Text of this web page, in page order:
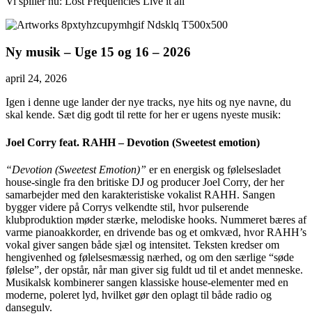
Ny musik – Uge 15 og 16 – 2026
april 24, 2026
Igen i denne uge lander der nye tracks, nye hits og nye navne, du
skal kende. Sæt dig godt til rette for her er ugens nyeste musik:
Joel Corry feat. RAHH – Devotion (Sweetest emotion)
“Devotion (Sweetest Emotion)” er en energisk og følelsesladet
house‑single fra den britiske DJ og producer Joel Corry, der her
samarbejder med den karakteristiske vokalist RAHH. Sangen
bygger videre på Corrys velkendte stil, hvor pulserende
klubproduktion møder stærke, melodiske hooks. Nummeret bæres af
varme pianoakkorder, en drivende bas og et omkvæd, hvor RAHH’s
vokal giver sangen både sjæl og intensitet. Teksten kredser om
hengivenhed og følelsesmæssig nærhed, og om den særlige “søde
følelse”, der opstår, når man giver sig fuldt ud til et andet menneske.
Musikalsk kombinerer sangen klassiske house‑elementer med en
moderne, poleret lyd, hvilket gør den oplagt til både radio og
dansegulv.